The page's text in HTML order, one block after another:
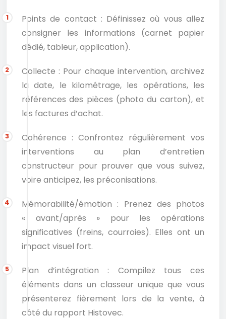
Points de contact : Définissez où vous allez
consigner les informations (carnet papier
dédié, tableur, application).
Collecte : Pour chaque intervention, archivez
la date, le kilométrage, les opérations, les
références des pièces (photo du carton), et
les factures d’achat.
Cohérence : Confrontez régulièrement vos
interventions au plan d’entretien
constructeur pour prouver que vous suivez,
voire anticipez, les préconisations.
Mémorabilité/émotion : Prenez des photos
« avant/après » pour les opérations
significatives (freins, courroies). Elles ont un
impact visuel fort.
Plan d’intégration : Compilez tous ces
éléments dans un classeur unique que vous
présenterez fièrement lors de la vente, à
côté du rapport Histovec.